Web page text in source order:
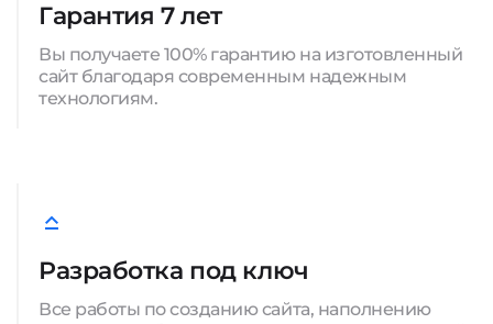
Гарантия 7 лет
Вы получаете 100% гарантию на изготовленный
сайт благодаря современным надежным
технологиям.
Разработка под ключ
Все работы по созданию сайта, наполнению